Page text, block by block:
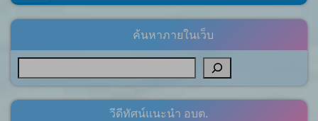
ค้นหาภายในเว็บ
วีดีทัศน์แนะนำ อบต.